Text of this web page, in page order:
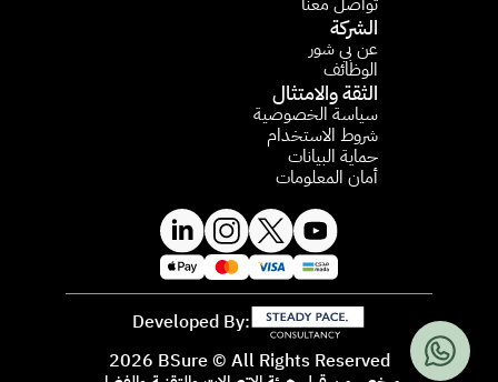
الثقة والامتثال
سياسة الخصوصية
شروط الاستخدام
حماية البيانات
أمان المعلومات
الشركة
عن بي شور
الوظائف
Developed By:
2026 BSure © All Rights Reserved